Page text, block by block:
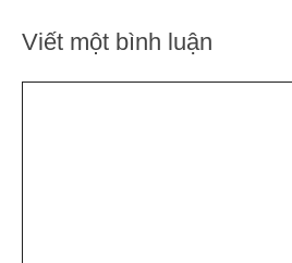
Viết một bình luận